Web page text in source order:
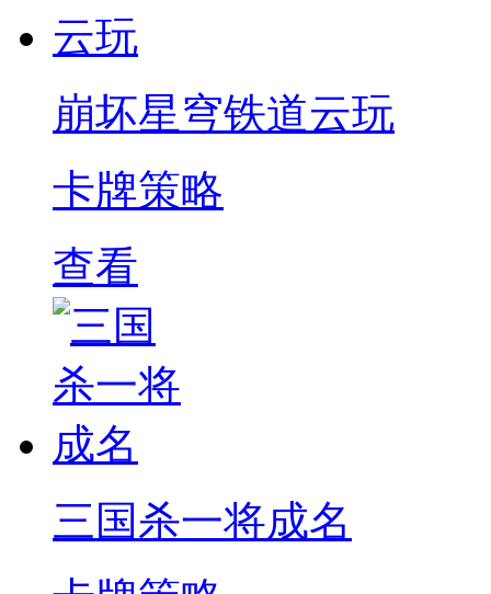
崩坏星穹铁道云玩
卡牌策略
查看
三国杀一将成名